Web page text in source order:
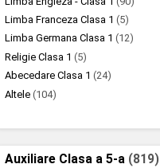
Limba Franceza Clasa 1(5)
Limba Germana Clasa 1(12)
Religie Clasa 1(5)
Abecedare Clasa 1(24)
Altele(104)
Auxiliare Clasa a 5-a (819)